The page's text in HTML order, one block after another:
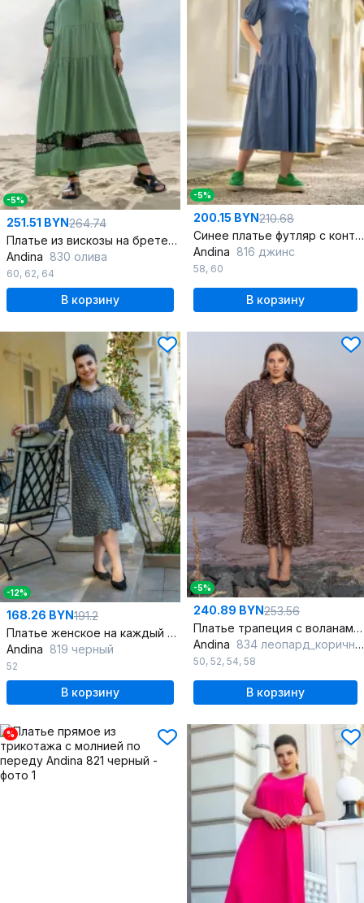
-5%
251.51 BYN264.74
Платье из вискозы на бретелях с кружевами и сборками
Andina 830 олива
60, 62, 64
В корзину
-5%
200.15 BYN210.68
Синее платье футляр с контрастной отстрочкой и пуговицами
Andina 816 джинс
58, 60
В корзину
-12%
168.26 BYN191.2
Платье женское на каждый день с поясом и рукавами 7/8
Andina 819 черный
52
В корзину
-5%
240.89 BYN253.56
Платье трапеция с воланами и карманами в стиле бохо
Andina 834 леопард_коричневый
50, 52, 54, 58
В корзину
%